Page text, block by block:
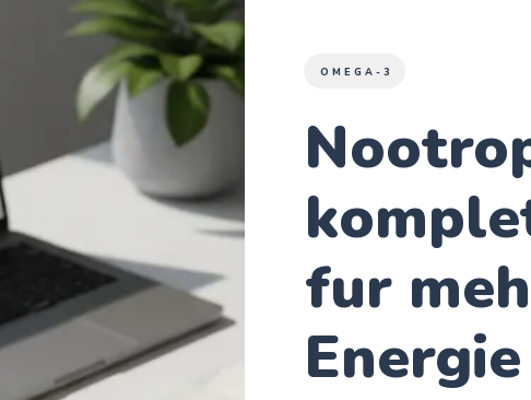
OMEGA-3
fur
Energie